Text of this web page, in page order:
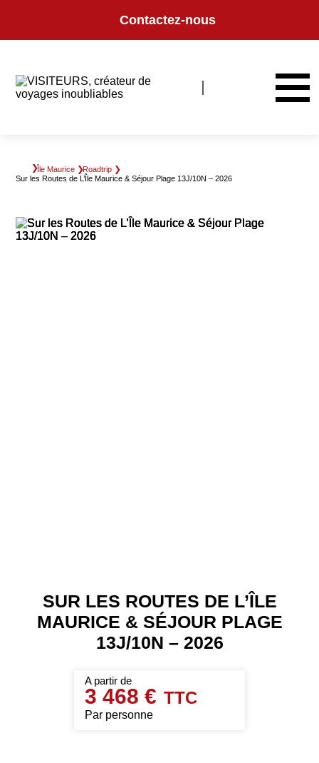
Contactez-nous
Île Maurice
Roadtrip
Sur les Routes de L’Île Maurice & Séjour Plage 13J/10N – 2026
SUR LES ROUTES DE L’ÎLE
MAURICE & SÉJOUR PLAGE
13J/10N – 2026
3 468 €
Par personne